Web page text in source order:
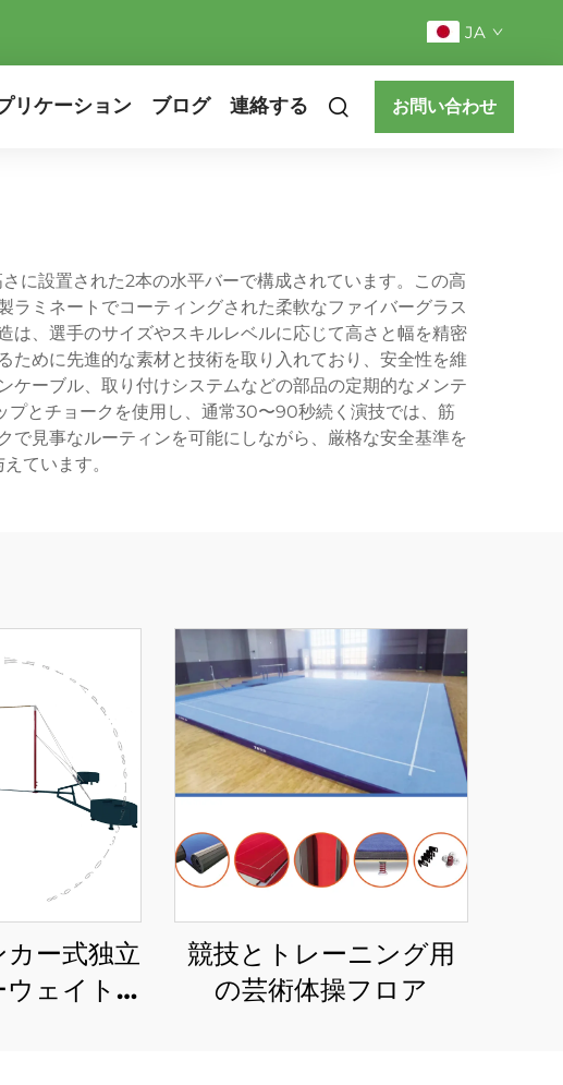
JA
リケーション ブログ 連絡する お問い合わせ
に設置された2本の水平バーで構成されています。この高
ミネートでコーティングされた柔軟なファイバーグラス
、選手のサイズやスキルレベルに応じて高さと幅を精密
めに先進的な素材と技術を取り入れており、安全性を維
ーブル、取り付けシステムなどの部品の定期的なメンテ
とチョークを使用し、通常30〜90秒続く演技では、筋
見事なルーティンを可能にしながら、厳格な安全基準を
ています。
ー式独立
ェイト
競技とトレーニング用
の芸術体操フロア